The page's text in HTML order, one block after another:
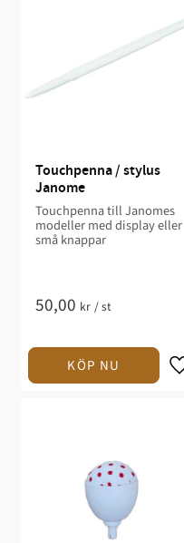
Touchpenna / stylus
Janome
Touchpenna till Janomes
modeller med display eller
små knappar
50,00 kr /st